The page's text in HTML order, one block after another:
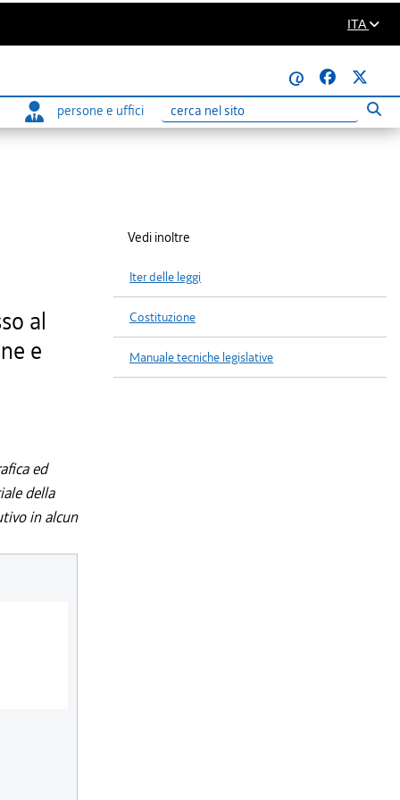
ITA
@
persone e uffici
Ricerca
al
e
ed
della
in alcun
Vedi inoltre
Iter delle leggi
Costituzione
Manuale tecniche legislative